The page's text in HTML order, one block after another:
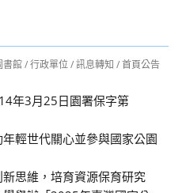
書館 / 行政單位 / 訊息轉知 / 首頁公告
年3月25日園署保字第
輕世代關心並參與國家公園
思維，培育資源保育研究